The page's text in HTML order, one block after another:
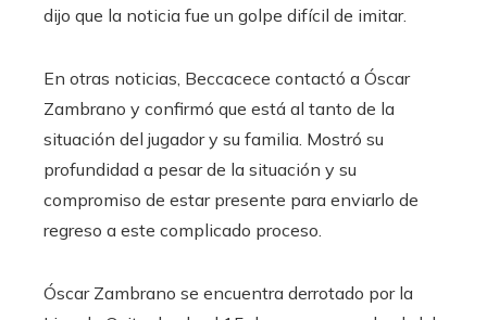
dijo que la noticia fue un golpe difícil de imitar.
En otras noticias, Beccacece contactó a Óscar
Zambrano y confirmó que está al tanto de la
situación del jugador y su familia. Mostró su
profundidad a pesar de la situación y su
compromiso de estar presente para enviarlo de
regreso a este complicado proceso.
Óscar Zambrano se encuentra derrotado por la